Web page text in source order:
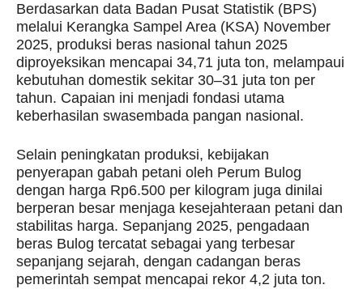
Berdasarkan data Badan Pusat Statistik (BPS)
melalui Kerangka Sampel Area (KSA) November
2025, produksi beras nasional tahun 2025
diproyeksikan mencapai 34,71 juta ton, melampaui
kebutuhan domestik sekitar 30–31 juta ton per
tahun. Capaian ini menjadi fondasi utama
keberhasilan swasembada pangan nasional.
Selain peningkatan produksi, kebijakan
penyerapan gabah petani oleh Perum Bulog
dengan harga Rp6.500 per kilogram juga dinilai
berperan besar menjaga kesejahteraan petani dan
stabilitas harga. Sepanjang 2025, pengadaan
beras Bulog tercatat sebagai yang terbesar
sepanjang sejarah, dengan cadangan beras
pemerintah sempat mencapai rekor 4,2 juta ton.